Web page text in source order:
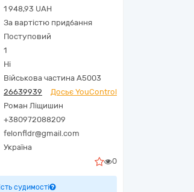
1 948,93 UAH
За вартістю придбання
Поступовий
1
Ні
Військова частина А5003
26639939
Досьє YouControl
Роман Ліщишин
+380972088209
felonfldr@gmail.com
Україна
0
судимості